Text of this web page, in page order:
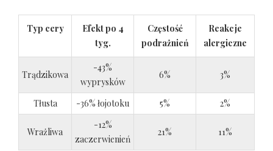
Typ cery
Efekt po 4
tyg.
Częstość
podrażnień
Reakcje
alergiczne
Trądzikowa
-43%
wyprysków
6% 3%
Tłusta -36% łojotoku 5% 2%
Wrażliwa
-12%
zaczerwienień
21% 11%